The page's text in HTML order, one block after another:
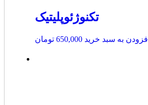
تکنوژئوپلیتیک
650,000 تومان افزودن به سبد خرید